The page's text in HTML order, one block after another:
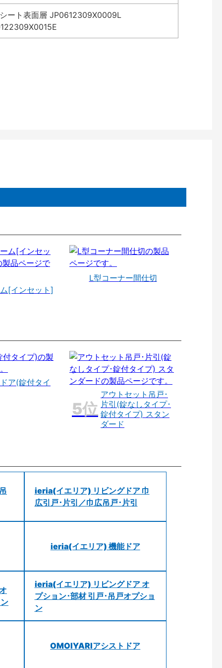
ート表面層 JP0612309X0009L
[インセット]
L型コーナー間仕切
ア(錠付タイ
アウトセット吊戸･
片引(錠なしタイプ･
錠付タイプ) スタン
ダード
ieria(イエリア) リビングドア 巾
広引戸･片引／巾広吊戸･片引
ieria(イエリア) 機能ドア
ieria(イエリア) リビングドア オ
プション･部材 引戸･吊戸オプショ
ン
OMOIYARIアシストドア